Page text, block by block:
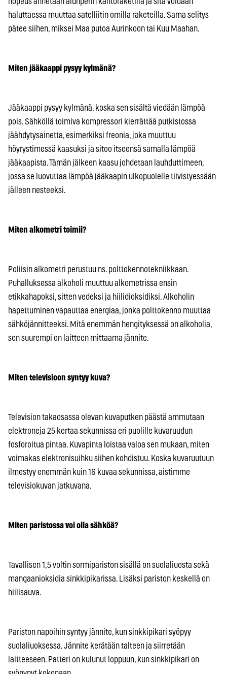
haluttaessa muuttaa satelliitin omilla raketeilla. Sama selitys
pätee siihen, miksei Maa putoa Aurinkoon tai Kuu Maahan.
Miten jääkaappi pysyy kylmänä?
Jääkaappi pysyy kylmänä, koska sen sisältä viedään lämpöä
pois. Sähköllä toimiva kompressori kierrättää putkistossa
jäähdytysainetta, esimerkiksi freonia, joka muuttuu
höyrystimessä kaasuksi ja sitoo itseensä samalla lämpöä
jääkaapista. Tämän jälkeen kaasu johdetaan lauhduttimeen,
jossa se luovuttaa lämpöä jääkaapin ulkopuolelle tiivistyessään
jälleen nesteeksi.
Miten alkometri toimii?
Poliisin alkometri perustuu ns. polttokennotekniikkaan.
Puhalluksessa alkoholi muuttuu alkometrissa ensin
etikkahapoksi, sitten vedeksi ja hiilidioksidiksi. Alkoholin
hapettuminen vapauttaa energiaa, jonka polttokenno muuttaa
sähköjännitteeksi. Mitä enemmän hengityksessä on alkoholia,
sen suurempi on laitteen mittaama jännite.
Miten televisioon syntyy kuva?
Television takaosassa olevan kuvaputken päästä ammutaan
elektroneja 25 kertaa sekunnissa eri puolille kuvaruudun
fosforoitua pintaa. Kuvapinta loistaa valoa sen mukaan, miten
voimakas elektronisuihku siihen kohdistuu. Koska kuvaruutuun
ilmestyy enemmän kuin 16 kuvaa sekunnissa, aistimme
televisiokuvan jatkuvana.
Miten paristossa voi olla sähköä?
Tavallisen 1,5 voltin sormipariston sisällä on suolaliuosta sekä
mangaanioksidia sinkkipikarissa. Lisäksi pariston keskellä on
hiilisauva.
Pariston napoihin syntyy jännite, kun sinkkipikari syöpyy
suolaliuoksessa. Jännite kerätään talteen ja siirretään
laitteeseen. Patteri on kulunut loppuun, kun sinkkipikari on